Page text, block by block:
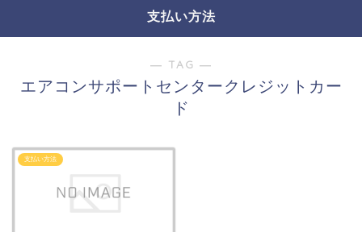
支払い方法
― TAG ―
エアコンサポートセンタークレジットカー
ド
支払い方法